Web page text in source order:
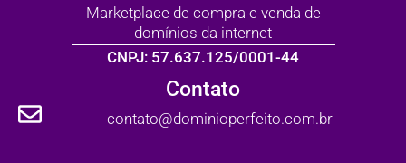
Marketplace de compra e venda de
domínios da internet
CNPJ: 57.637.125/0001-44
Contato
contato@dominioperfeito.com.br